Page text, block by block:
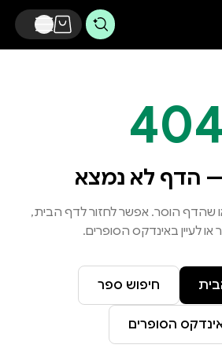
404
הדף לא נמצא
או שהדף הוסר. אפשר לחזור לדף הבית,
לעיין באינדקס הסופרים.
חיפוש ספר
הסופרים